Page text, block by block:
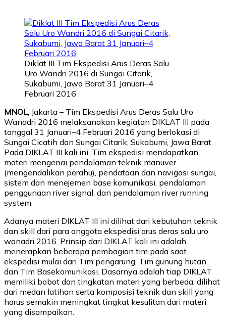
Diklat III Tim Ekspedisi Arus Deras Salu
Uro Wandri 2016 di Sungai Citarik,
Sukabumi, Jawa Barat 31 Januari–4
Februari 2016
MNOL, Jakarta – Tim Ekspedisi Arus Deras Salu Uro
Wanadri 2016 melaksanakan kegiatan DIKLAT III pada
tanggal 31 Januari–4 Februari 2016 yang berlokasi di
Sungai Cicatih dan Sungai Citarik, Sukabumi, Jawa Barat.
Pada DIKLAT III kali ini, Tim ekspedisi mendapatkan
materi mengenai pendalaman teknik manuver
(mengendalikan perahu), pendataan dan navigasi sungai,
sistem dan menejemen base komunikasi, pendalaman
penggunaan river signal, dan pendalaman river running
system.
Adanya materi DIKLAT III ini dilihat dari kebutuhan teknik
dan skill dari para anggota ekspedisi arus deras salu uro
wanadri 2016. Prinsip dari DIKLAT kali ini adalah
menerapkan beberapa pembagian tim pada saat
ekspedisi mulai dari Tim pengarung, Tim gunung hutan,
dan Tim Basekomunikasi. Dasarnya adalah tiap DIKLAT
memiliki bobot dan tingkatan materi yang berbeda, dilihat
dari medan latihan serta komposisi teknik dan skill yang
harus semakin meningkat tingkat kesulitan dari materi
yang disampaikan.